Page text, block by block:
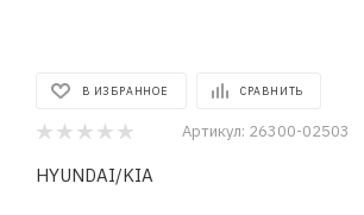
В ИЗБРАННОЕ СРАВНИТЬ
Артикул: 26300-02503
HYUNDAI/KIA